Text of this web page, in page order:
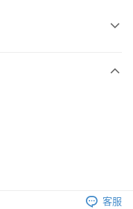
客服